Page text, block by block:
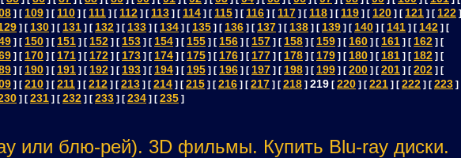
] [ 109 ] [ 110 ] [ 111 ] [ 112 ] [ 113 ] [ 114 ] [ 115 ] [ 116 ] [ 117 ] [ 118 ] [ 119 ] [ 120 ] [ 121 ] [ 122 ]
] [ 130 ] [ 131 ] [ 132 ] [ 133 ] [ 134 ] [ 135 ] [ 136 ] [ 137 ] [ 138 ] [ 139 ] [ 140 ] [ 141 ] [ 142 ] [
] [ 150 ] [ 151 ] [ 152 ] [ 153 ] [ 154 ] [ 155 ] [ 156 ] [ 157 ] [ 158 ] [ 159 ] [ 160 ] [ 161 ] [ 162 ] [
] [ 170 ] [ 171 ] [ 172 ] [ 173 ] [ 174 ] [ 175 ] [ 176 ] [ 177 ] [ 178 ] [ 179 ] [ 180 ] [ 181 ] [ 182 ] [
] [ 190 ] [ 191 ] [ 192 ] [ 193 ] [ 194 ] [ 195 ] [ 196 ] [ 197 ] [ 198 ] [ 199 ] [ 200 ] [ 201 ] [ 202 ] [
] [ 210 ] [ 211 ] [ 212 ] [ 213 ] [ 214 ] [ 215 ] [ 216 ] [ 217 ] [ 218 ] 219 [ 220 ] [ 221 ] [ 222 ] [ 223 ]
] [ 231 ] [ 232 ] [ 233 ] [ 234 ] [ 235 ]
или блю-рей). 3D фильмы. Купить Blu-ray диски.